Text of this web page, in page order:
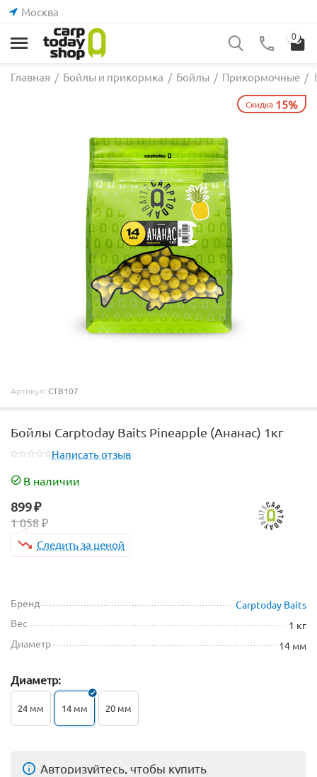
Москва
0
Главная / Бойлы и прикормка / Бойлы / Прикормочные /
Скидка 15%
Артикул: CTB107
Бойлы Carptoday Baits Pineapple (Ананас) 1кг
Написать отзыв
В наличии
899₽
1 058 ₽
Следить за ценой
Бренд
Carptoday Baits
Вес
1 кг
Диаметр
14 мм
Диаметр:
24 мм 14 мм 20 мм
Авторизуйтесь, чтобы купить